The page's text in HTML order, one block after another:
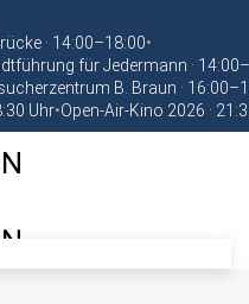
· 14:00–18:00•
für Jedermann ·
B. Braun ·
Uhr•Open-Air-Kino 2026 ·